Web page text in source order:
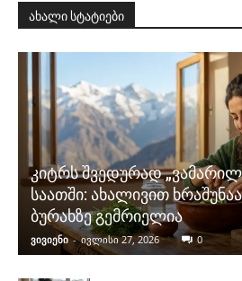
ახალი სტატიები
კიტრს შვედურად
საათში: ახალივით
ბურახზე გემრიელია
ვივიენი - ივლისი 27, 2026 0